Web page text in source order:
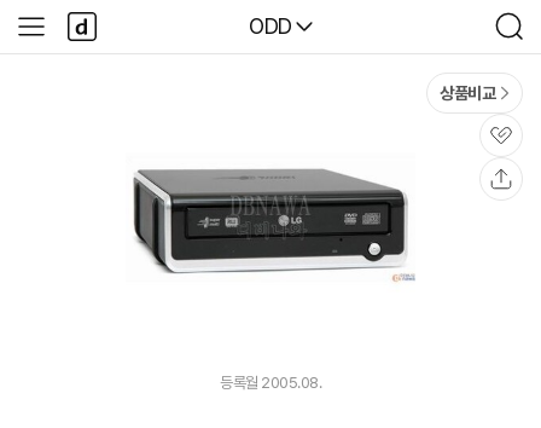
다나와
ODD
검
색
사
이
다
나
와
상품비교
관
심
등록월 2005.08.